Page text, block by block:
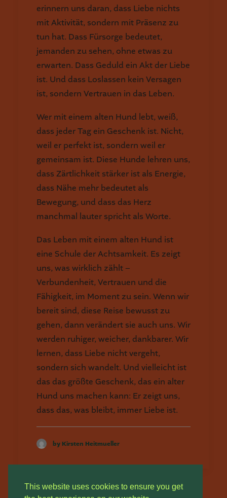
erinnern uns daran, dass Liebe nichts
mit Aktivität, sondern mit Präsenz zu
tun hat. Dass Fürsorge bedeutet,
jemanden zu sehen, ohne etwas zu
erwarten. Dass Geduld ein Akt der Liebe
ist. Und dass Loslassen kein Versagen
ist, sondern Vertrauen in das Leben.
Wer mit einem alten Hund lebt, weiß,
dass jeder Tag ein Geschenk ist. Nicht,
weil er perfekt ist, sondern weil er
gemeinsam ist. Diese Hunde lehren uns,
dass Zärtlichkeit stärker ist als Energie,
dass Nähe mehr bedeutet als
Bewegung, und dass das Herz
manchmal lauter spricht als Worte.
Das Leben mit einem alten Hund ist
eine Schule der Achtsamkeit. Es zeigt
uns, was wirklich zählt –
Verbundenheit, Vertrauen und die
Fähigkeit, im Moment zu sein. Wenn wir
bereit sind, diese Reise bewusst zu
gehen, dann verändert sie auch uns. Wir
werden ruhiger, weicher, dankbarer. Wir
lernen, dass Liebe nicht vergeht,
sondern sich wandelt. Und vielleicht ist
das das größte Geschenk, das ein alter
Hund uns machen kann: Er zeigt uns,
dass das, was bleibt, immer Liebe ist.
by Kirsten Heitmueller
This website uses cookies to ensure you get